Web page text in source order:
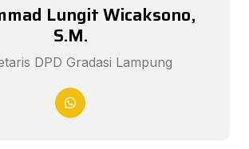
Lungit Wicaksono,
S.M.
DPD Gradasi Lampung